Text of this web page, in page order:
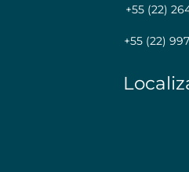
+55 (22)
+55 (22)